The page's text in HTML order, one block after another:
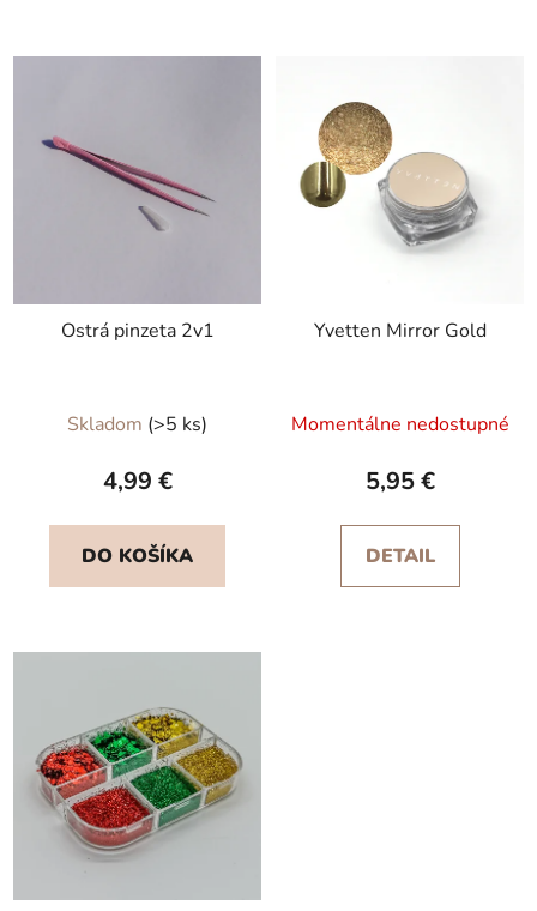
Ostrá pinzeta 2v1
Skladom (>5 ks)
4,99 €
DO KOŠÍKA
Yvetten Mirror Gold
Momentálne nedostupné
5,95 €
DETAIL